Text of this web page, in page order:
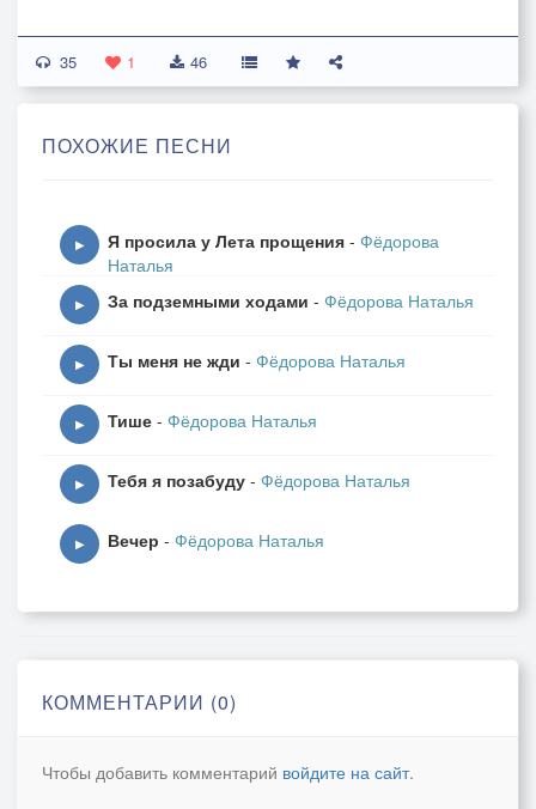
Силуэт твой на прощанье
Взмахнул шляпой лихо мне.
Взмахнул шляпой лихо мне...
35 1 46
ПОХОЖИЕ ПЕСНИ
▶ Я просила у Лета прощения - Фёдорова
Наталья
▶ За подземными ходами - Фёдорова Наталья
▶ Ты меня не жди - Фёдорова Наталья
▶ Тише - Фёдорова Наталья
▶ Тебя я позабуду - Фёдорова Наталья
▶ Вечер - Фёдорова Наталья
КОММЕНТАРИИ (0)
Чтобы добавить комментарий войдите на сайт.